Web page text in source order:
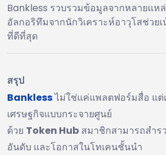
Bankless รวบรวมข้อมูลจากหลายแห
อัลกอริทึมจากนักวิเคราะห์อาวุโสช่วย
ที่ดีที่สุด
สรุป
Banklessไม่ใช่แค่แพลตฟอร์มสื่อ แต่
เศรษฐกิจแบบกระจายศูนย์
ด้วย Token Hub สมาชิกสามารถสำร
อันดับ และโอกาสในโทเคนชั้นนำ